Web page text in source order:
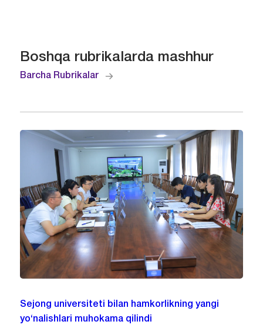
Boshqa rubrikalarda mashhur
Barcha Rubrikalar
Sejong universiteti bilan hamkorlikning yangi
yo‘nalishlari muhokama qilindi